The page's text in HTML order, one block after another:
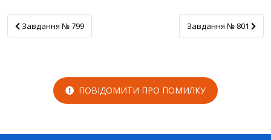
Завдання № 799
Завдання № 799 Завдання № 801
Завдання № 801
ПОВІДОМИТИ ПРО ПОМИЛКУ